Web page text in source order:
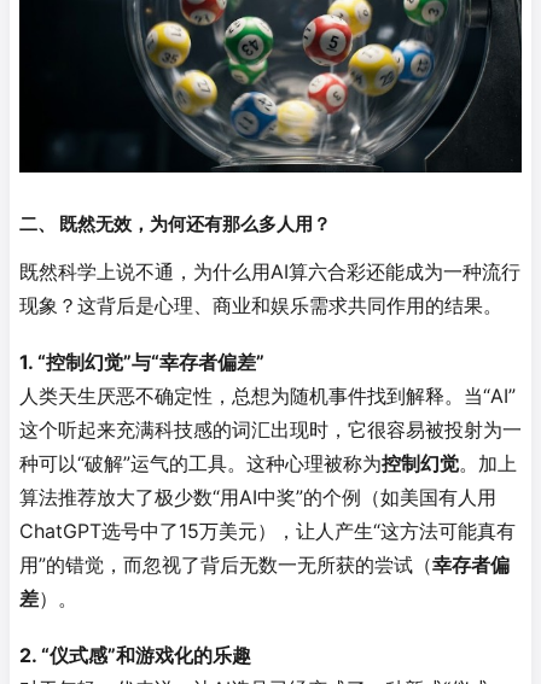
二、 既然无效，为何还有那么多人用？
既然科学上说不通，为什么用AI算六合彩还能成为一种流行
现象？这背后是心理、商业和娱乐需求共同作用的结果。
1. “控制幻觉”与“幸存者偏差”
人类天生厌恶不确定性，总想为随机事件找到解释。当“AI”
这个听起来充满科技感的词汇出现时，它很容易被投射为一
种可以“破解”运气的工具。这种心理被称为控制幻觉。加上
算法推荐放大了极少数“用AI中奖”的个例（如美国有人用
ChatGPT选号中了15万美元），让人产生“这方法可能真有
用”的错觉，而忽视了背后无数一无所获的尝试（幸存者偏
差） 。
2. “仪式感”和游戏化的乐趣